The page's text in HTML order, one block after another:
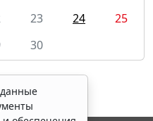
23 24
25
30